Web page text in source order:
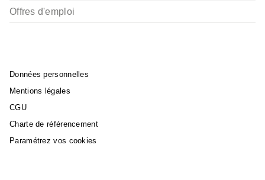
Offres d'emploi
Données personnelles
Mentions légales
CGU
Charte de référencement
Paramétrez vos cookies